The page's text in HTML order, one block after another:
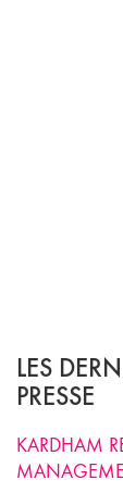
LES
PRESSE
KARDHAM